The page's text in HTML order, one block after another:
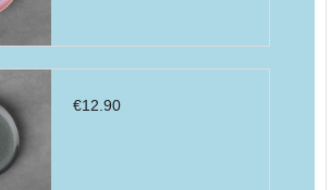
€12.90